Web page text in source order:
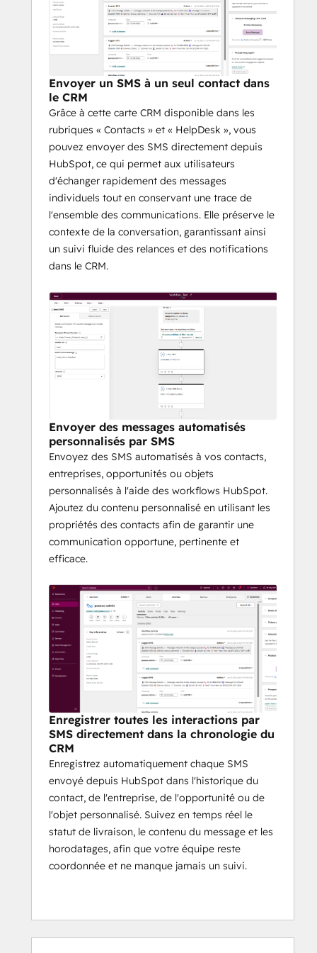
HubSpot. Du suivi rapide des prospects
aux rappels de rendez-vous automatisés,
PaaSoo garantit que vos messages
parviennent aux clients sur les canaux qu’ils
utilisent activement 📱.
Conçu pour s’adapter à
votre façon de travailler
PaaSoo est une extension native de
HubSpot, conçue pour s’intégrer de
manière transparente dans les workflows
CRM quotidiens.
Finis les changements d’application
Envoyez des SMS, des messages
WhatsApp ou RCS individuels
carte CRM PaaSoo.
Visibilité totale
L'activité des messages et leur statut
de livraison sont automatiquement
enregistrés sur la chronologie
HubSpot, ce qui permet aux équipes
de rester synchronisées et informées.
Automatisation de la
messagerie pilotée par les
workflows ⚙️
Automatisez l’envoi de messages
personnalisés à l’aide des workflows
HubSpot en fonction d’événements clés de
l’entreprise :
Notifications en cas de changement
de statut d’une opportunité ou de
facturation
Confirmations de rendez-vous et
messages de rappel
Cas d’utilisation courants
Ventes – Suivis opportuns et
engagement des prospects
Réussite client
– Notifications et
mises à jour importantes
Opérations – Alertes de facturation
et d’expédition
Marketing – Rappels d’événements
et promotions ciblées
Pourquoi les équipes
Prise en charge omnicanale (SMS,
WhatsApp, Viber, RCS)
Envoyer un SMS à un seul contact dans
le CRM
Grâce à cette carte CRM disponible dans les
rubriques « Contacts » et « HelpDesk », vous
pouvez envoyer des SMS directement depuis
HubSpot, ce qui permet aux utilisateurs
d'échanger rapidement des messages
individuels tout en conservant une trace de
l'ensemble des communications. Elle préserve le
contexte de la conversation, garantissant ainsi
un suivi fluide des relances et des notifications
dans le CRM.
Envoyer des messages automatisés
personnalisés par SMS
Envoyez des SMS automatisés à vos contacts,
entreprises, opportunités ou objets
personnalisés à l'aide des workflows HubSpot.
Ajoutez du contenu personnalisé en utilisant les
propriétés des contacts afin de garantir une
communication opportune, pertinente et
efficace.
Enregistrer toutes les interactions par
SMS directement dans la chronologie du
CRM
Enregistrez automatiquement chaque SMS
envoyé depuis HubSpot dans l'historique du
contact, de l'entreprise, de l'opportunité ou de
l'objet personnalisé. Suivez en temps réel le
statut de livraison, le contenu du message et les
horodatages, afin que votre équipe reste
coordonnée et ne manque jamais un suivi.